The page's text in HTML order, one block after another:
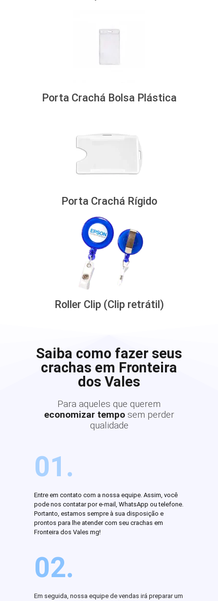
Porta Crachá Bolsa Plástica
Porta Crachá Rígido
Roller Clip (Clip retrátil)
Saiba como fazer seus
crachas em Fronteira
dos Vales
Para aqueles que querem
economizar tempo sem perder
qualidade
01.
Entre em contato com a nossa equipe. Assim, você
pode nos contatar por e-mail, WhatsApp ou telefone.
Portanto, estamos sempre à sua disposição e
prontos para lhe atender com seu crachas em
Fronteira dos Vales mg!
02.
Em seguida, nossa equipe de vendas irá preparar um